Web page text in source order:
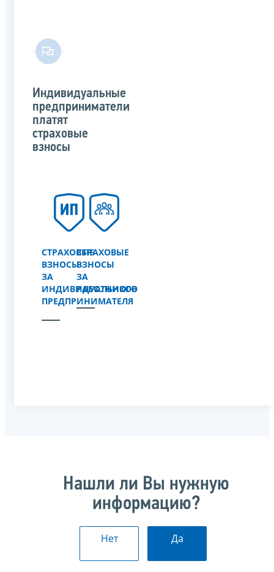
Индивидуальные
предприниматели
платят
страховые
взносы
СТРАХОВЫЕ
ВЗНОСЫ
ЗА
ИНДИВИДУАЛЬНОГО
ПРЕДПРИНИМАТЕЛЯ
СТРАХОВЫЕ
ВЗНОСЫ
ЗА
РАБОТНИКОВ
Нашли ли Вы нужную
информацию?
Нет Да